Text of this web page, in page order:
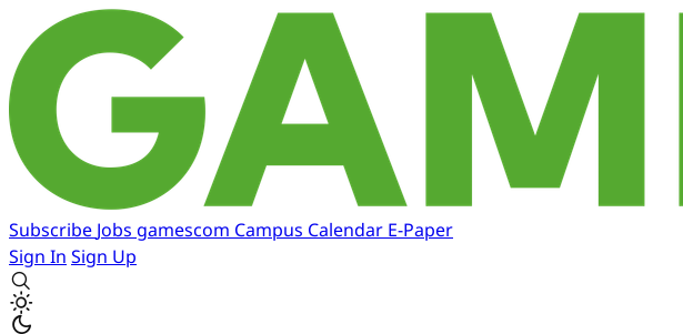
Subscribe Jobs gamescom Campus Calendar E-Paper
Sign In Sign Up